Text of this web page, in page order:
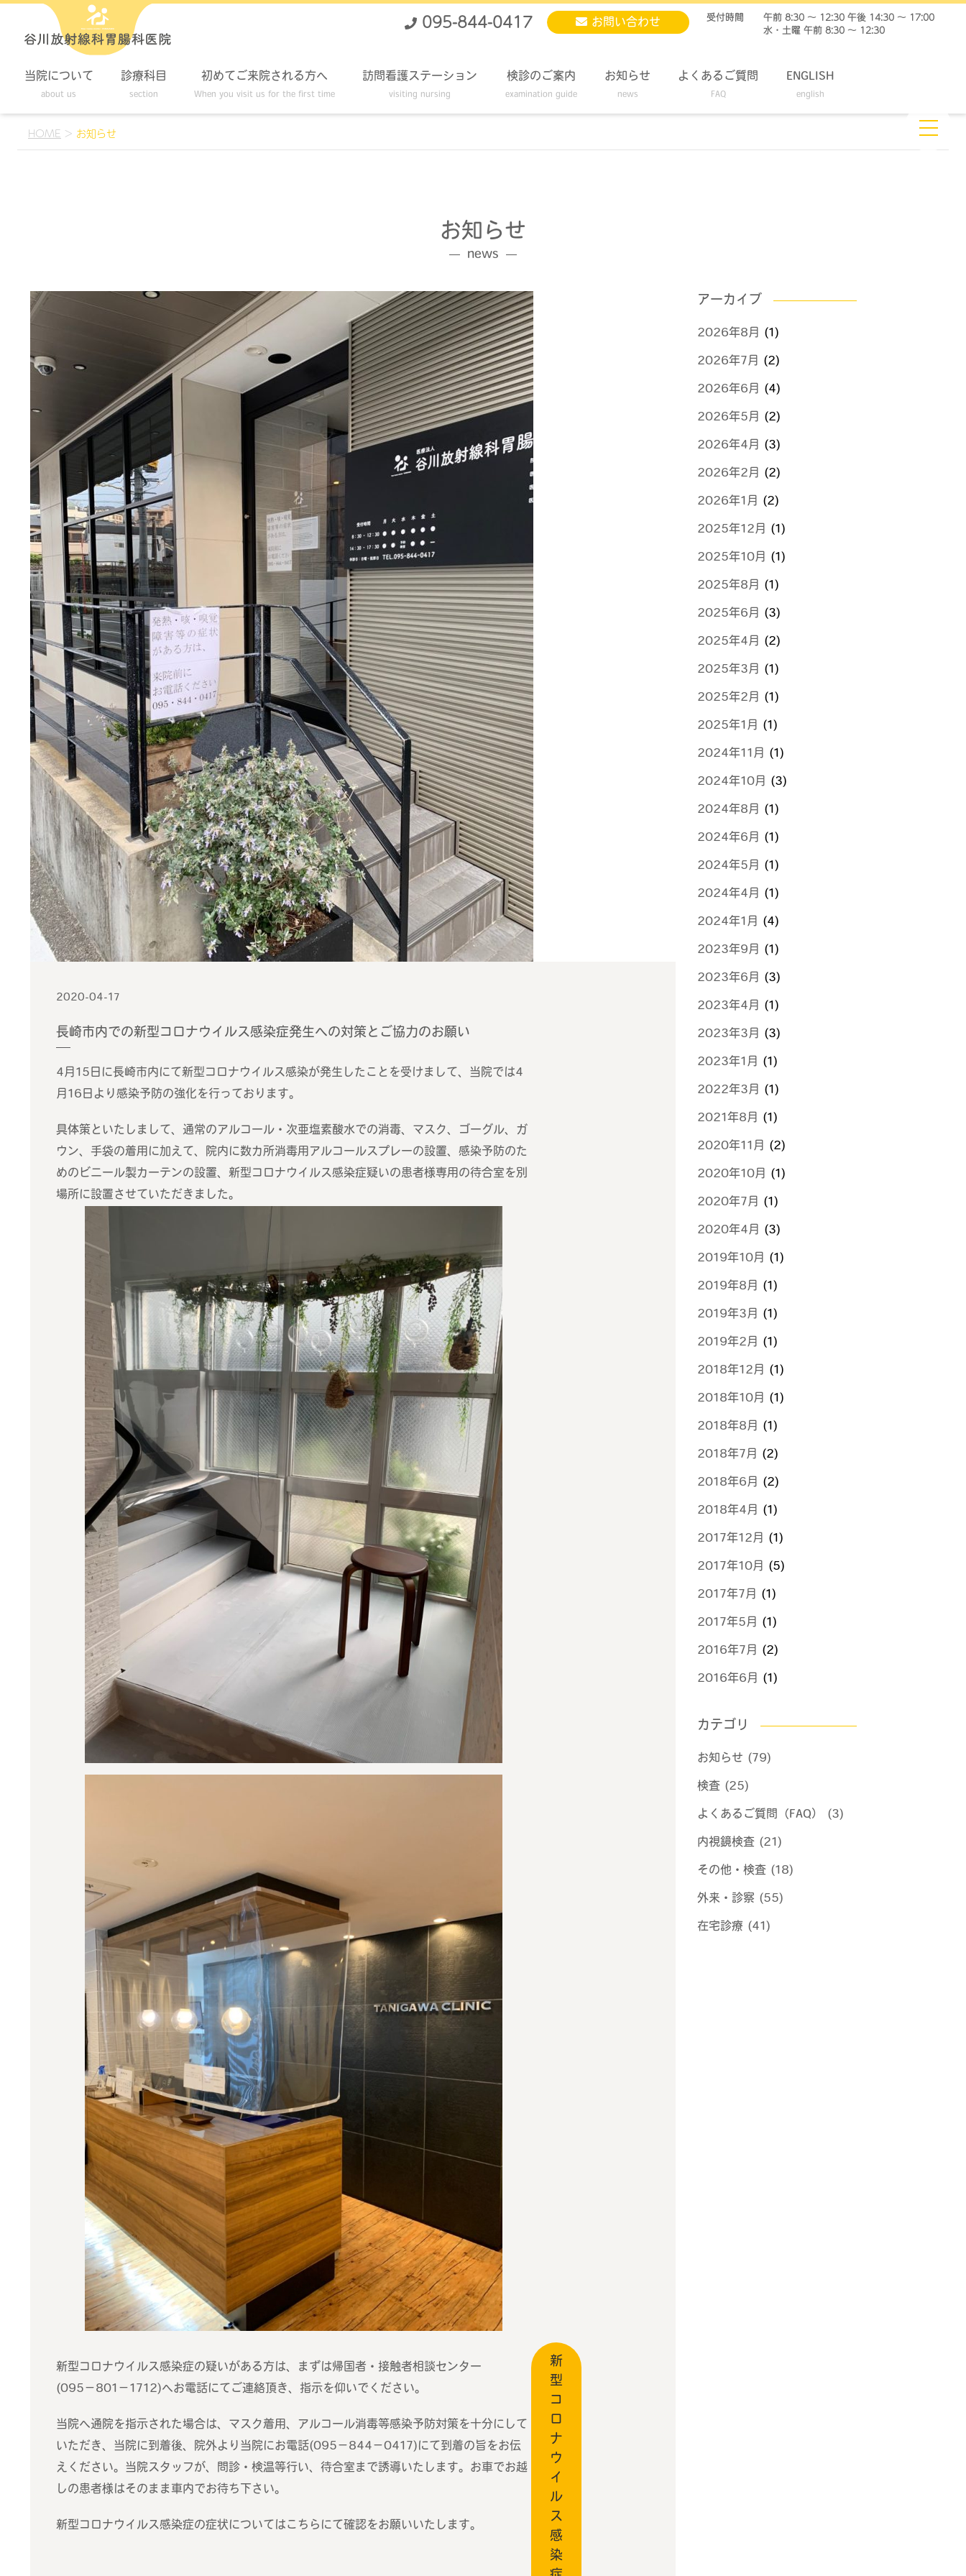
当院について
about us
診療科目
section
初めてご来院される方へ
When you visit us for the first time
訪問看護ステーション
visiting nursing
検診のご案内
examination guide
お知らせ
news
よくあるご質問
FAQ
ENGLISH
english
095-844-0417 お問い合わせ 受付時間
午前 8:30 ～ 12:30 午後 14:30 ～ 17:00
水・土曜 午前 8:30 ～ 12:30
HOME > お知らせ
お知らせ
news
2020-04-17
長崎市内での新型コロナウイルス感染症発生への対策とご協力のお願い
4月15日に長崎市内にて新型コロナウイルス感染が発生したことを受けまして、当院では4
月16日より感染予防の強化を行っております。
具体策といたしまして、通常のアルコール・次亜塩素酸水での消毒、マスク、ゴーグル、ガ
ウン、手袋の着用に加えて、院内に数カ所消毒用アルコールスプレーの設置、感染予防のた
めのビニール製カーテンの設置、新型コロナウイルス感染症疑いの患者様専用の待合室を別
場所に設置させていただきました。
新型コロナウイルス感染症の疑いがある方は、まずは帰国者・接触者相談センター
(095−801−1712)へお電話にてご連絡頂き、指示を仰いでください。
当院へ通院を指示された場合は、マスク着用、アルコール消毒等感染予防対策を十分にして
いただき、当院に到着後、院外より当院にお電話(095−844−0417)にて到着の旨をお伝
えください。当院スタッフが、問診・検温等行い、待合室まで誘導いたします。お車でお越
しの患者様はそのまま車内でお待ち下さい。
新型コロナウイルス感染症の症状についてはこちらにて確認をお願いいたします。
新
型
コ
ロ
ナ
ウ
イ
ル
ス
感
染
アーカイブ
2026年8月 (1)
2026年7月 (2)
2026年6月 (4)
2026年5月 (2)
2026年4月 (3)
2026年2月 (2)
2026年1月 (2)
2025年12月 (1)
2025年10月 (1)
2025年8月 (1)
2025年6月 (3)
2025年4月 (2)
2025年3月 (1)
2025年2月 (1)
2025年1月 (1)
2024年11月 (1)
2024年10月 (3)
2024年8月 (1)
2024年6月 (1)
2024年5月 (1)
2024年4月 (1)
2024年1月 (4)
2023年9月 (1)
2023年6月 (3)
2023年4月 (1)
2023年3月 (3)
2023年1月 (1)
2022年3月 (1)
2021年8月 (1)
2020年11月 (2)
2020年10月 (1)
2020年7月 (1)
2020年4月 (3)
2019年10月 (1)
2019年8月 (1)
2019年3月 (1)
2019年2月 (1)
2018年12月 (1)
2018年10月 (1)
2018年8月 (1)
2018年7月 (2)
2018年6月 (2)
2018年4月 (1)
2017年12月 (1)
2017年10月 (5)
2017年7月 (1)
2017年5月 (1)
2016年7月 (2)
2016年6月 (1)
カテゴリ
お知らせ (79)
検査 (25)
よくあるご質問（FAQ） (3)
内視鏡検査 (21)
その他・検査 (18)
外来・診察 (55)
在宅診療 (41)